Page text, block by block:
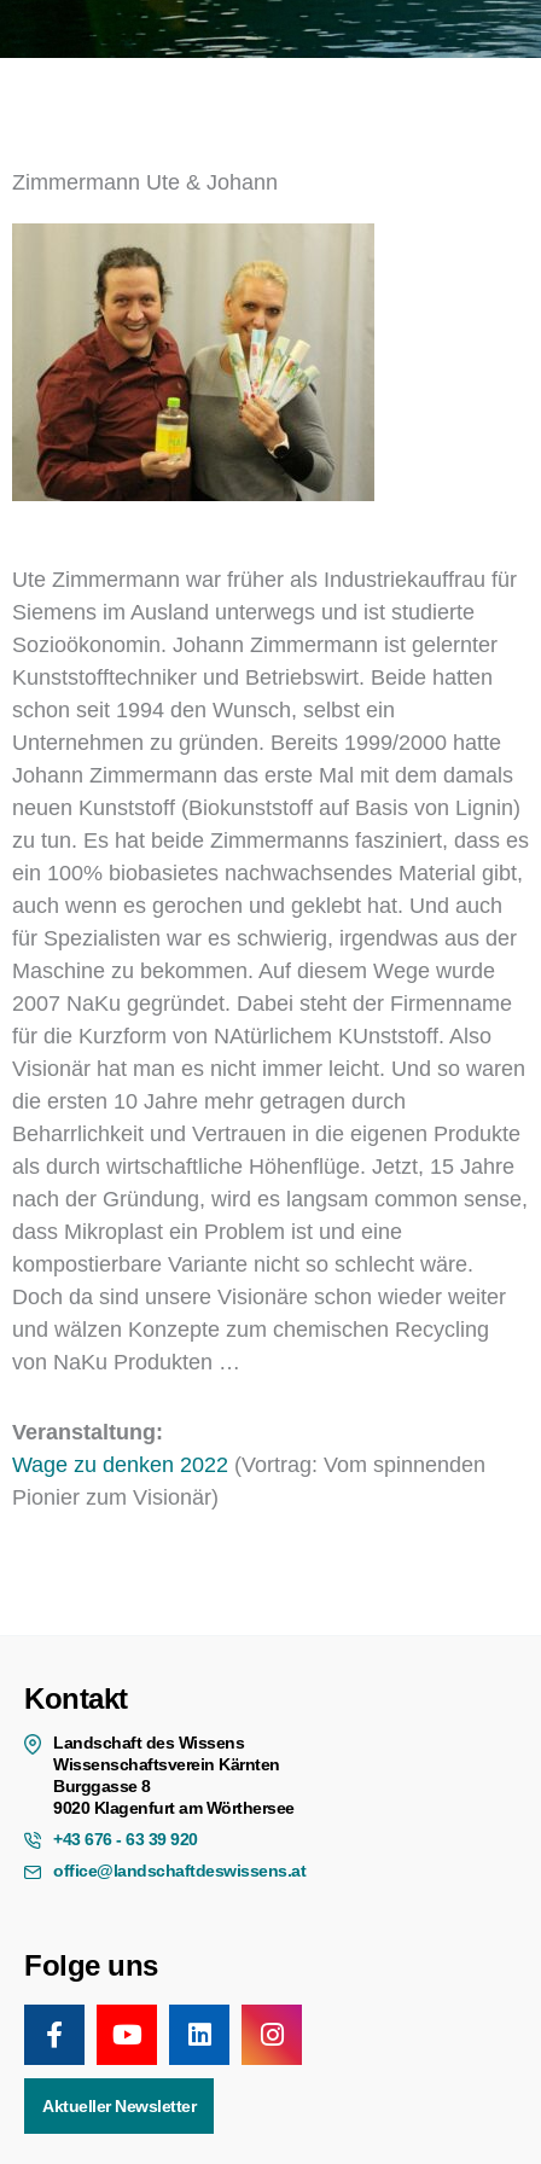
Zimmermann Ute & Johann
Ute Zimmermann war früher als Industriekauffrau für
Siemens im Ausland unterwegs und ist studierte
Sozioökonomin. Johann Zimmermann ist gelernter
Kunststofftechniker und Betriebswirt. Beide hatten
schon seit 1994 den Wunsch, selbst ein
Unternehmen zu gründen. Bereits 1999/2000 hatte
Johann Zimmermann das erste Mal mit dem damals
neuen Kunststoff (Biokunststoff auf Basis von Lignin)
zu tun. Es hat beide Zimmermanns fasziniert, dass es
ein 100% biobasietes nachwachsendes Material gibt,
auch wenn es gerochen und geklebt hat. Und auch
für Spezialisten war es schwierig, irgendwas aus der
Maschine zu bekommen. Auf diesem Wege wurde
2007 NaKu gegründet. Dabei steht der Firmenname
für die Kurzform von NAtürlichem KUnststoff. Also
Visionär hat man es nicht immer leicht. Und so waren
die ersten 10 Jahre mehr getragen durch
Beharrlichkeit und Vertrauen in die eigenen Produkte
als durch wirtschaftliche Höhenflüge. Jetzt, 15 Jahre
nach der Gründung, wird es langsam common sense,
dass Mikroplast ein Problem ist und eine
kompostierbare Variante nicht so schlecht wäre.
Doch da sind unsere Visionäre schon wieder weiter
und wälzen Konzepte zum chemischen Recycling
von NaKu Produkten …
Veranstaltung:
Wage zu denken 2022 (Vortrag: Vom spinnenden
Pionier zum Visionär)
Kontakt
Landschaft des Wissens
Wissenschaftsverein Kärnten
Burggasse 8
9020 Klagenfurt am Wörthersee
+43 676 - 63 39 920
office@landschaftdeswissens.at
Folge uns
Aktueller Newsletter